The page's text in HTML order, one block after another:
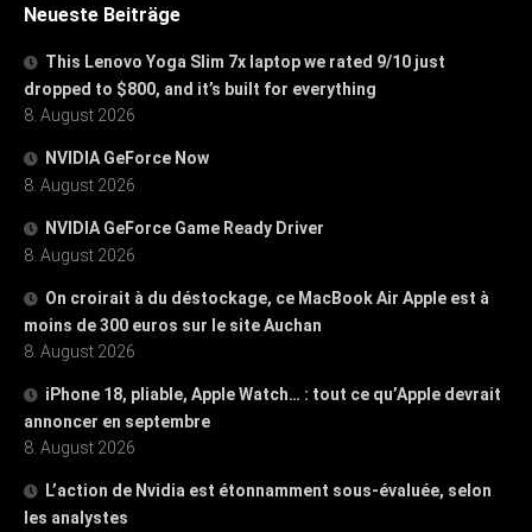
Neueste Beiträge
This Lenovo Yoga Slim 7x laptop we rated 9/10 just
dropped to $800, and it’s built for everything
8. August 2026
NVIDIA GeForce Now
8. August 2026
NVIDIA GeForce Game Ready Driver
8. August 2026
On croirait à du déstockage, ce MacBook Air Apple est à
moins de 300 euros sur le site Auchan
8. August 2026
iPhone 18, pliable, Apple Watch… : tout ce qu’Apple devrait
annoncer en septembre
8. August 2026
L’action de Nvidia est étonnamment sous-évaluée, selon
les analystes